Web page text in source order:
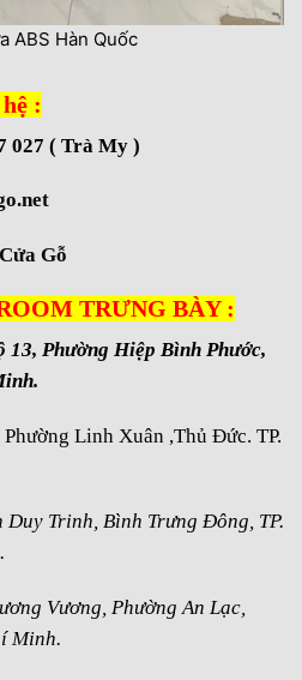
ABS Hàn Quốc
:
027 ( Trà My )
Gỗ
TRƯNG BÀY :
13, Phường Hiệp Bình Phước,
Linh Xuân ,Thủ Đức. TP.
Duy Trinh, Bình Trưng Đông, TP.
Vương, Phường An Lạc,
Minh.